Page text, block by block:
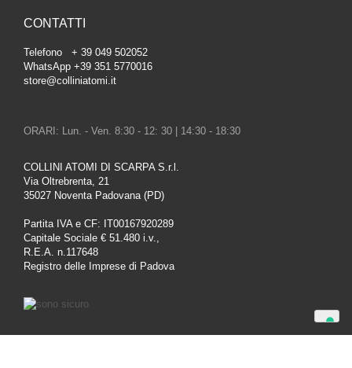
CONTATTI
Telefono + 39 049 502052
WhatsApp +39 351 5770016
store@colliniatomi.it
ORARI: Lun. - Ven. 8:30 - 12: 30 | 14:30 - 18:30
COLLINI ATOMI DI SCARPA S.r.l.
Via Oltrebrenta, 21
35027 Noventa Padovana (PD)
Partita IVA e CF: IT00167920289
Capitale Sociale € 51.480 i.v.,
R.E.A. n.117648
Registro delle Imprese di Padova